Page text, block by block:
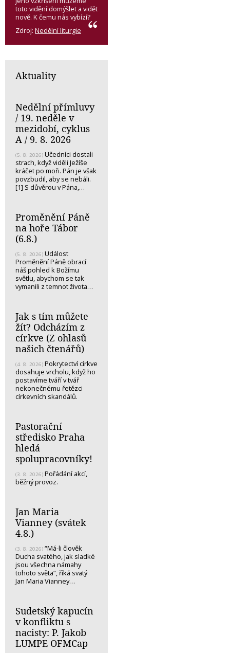
toto vidění domýšlet a vidět
nově. K čemu nás vybízí?
Zdroj: Nedělní liturgie
Aktuality
Nedělní přímluvy
/ 19. neděle v
mezidobí, cyklus
A / 9. 8. 2026
(5. 8. 2026) Učedníci dostali
strach, když viděli Ježíše
kráčet po moři. Pán je však
povzbudil, aby se nebáli.
[1] S důvěrou v Pána,…
Proměnění Páně
na hoře Tábor
(6.8.)
(5. 8. 2026) Událost
Proměnění Páně obrací
náš pohled k Božímu
světlu, abychom se tak
vymanili z temnot života…
Jak s tím můžete
žít? Odcházím z
církve (Z ohlasů
našich čtenářů)
(4. 8. 2026) Pokrytectví církve
dosahuje vrcholu, když ho
postavíme tváří v tvář
nekonečnému řetězci
církevních skandálů.
Pastorační
středisko Praha
hledá
spolupracovníky!
(3. 8. 2026) Pořádání akcí,
běžný provoz.
Jan Maria
Vianney (svátek
4.8.)
(3. 8. 2026) “Má-li člověk
Ducha svatého, jak sladké
jsou všechna námahy
tohoto světa“, říká svatý
Jan Maria Vianney…
Sudetský kapucín
v konfliktu s
nacisty: P. Jakob
LUMPE OFMCap